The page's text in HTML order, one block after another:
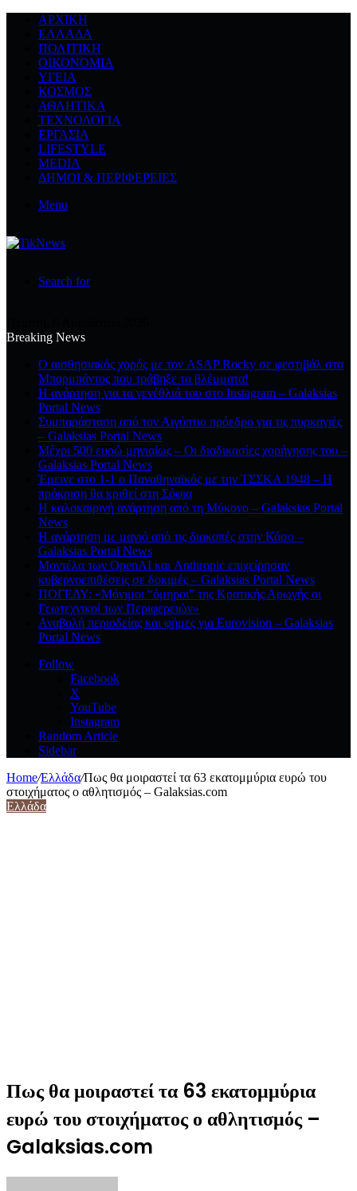
ΑΡΧΙΚΉ
ΕΛΛΆΔΑ
ΠΟΛΙΤΙΚΉ
ΟΙΚΟΝΟΜΊΑ
ΥΓΕΊΑ
ΚΌΣΜΟΣ
ΑΘΛΗΤΙΚΆ
ΤΕΧΝΟΛΟΓΙΆ
ΕΡΓΑΣΊΑ
LIFESTYLE
MEDIA
ΔΉΜΟΙ & ΠΕΡΙΦΈΡΕΙΕΣ
Menu
Search for
Breaking News
Ο αισθησιακός χορός με τον ASAP Rocky σε φεστιβάλ στα
Μπαρμπάντος που τράβηξε τα βλέμματα!
Η ανάρτηση για τα γενέθλιά του στο Instagram – Galaksias
Portal News
Συμπαράσταση από τον Αιγύπτιο πρόεδρο για τις πυρκαγιές
– Galaksias Portal News
Μέχρι 500 ευρώ μηνιαίως – Οι διαδικασίες χορήγησης του –
Galaksias Portal News
Έμεινε στο 1-1 ο Παναθηναϊκός με την ΤΣΣΚΑ 1948 – Η
πρόκριση θα κριθεί στη Σόφια
Η καλοκαιρινή ανάρτηση από τη Μύκονο – Galaksias Portal
News
Η ανάρτηση με μαγιό από τις διακοπές στην Κάσο –
Galaksias Portal News
Μοντέλα των OpenAI και Anthropic επιχείρησαν
κυβερνοεπιθέσεις σε δοκιμές – Galaksias Portal News
ΠΟΓΕΔΥ: «Μόνιμοι “όμηροι” της Κρατικής Αρωγής οι
Γεωτεχνικοί των Περιφερειών»
Αναβολή περιοδείας και φήμες για Eurovision – Galaksias
Portal News
Follow
Facebook
X
YouTube
Instagram
Random Article
Sidebar
Home/Ελλάδα/Πως θα μοιραστεί τα 63 εκατομμύρια ευρώ του
στοιχήματος ο αθλητισμός – Galaksias.com
Ελλάδα
Πως θα μοιραστεί τα 63 εκατομμύρια
ευρώ του στοιχήματος ο αθλητισμός –
Galaksias.com